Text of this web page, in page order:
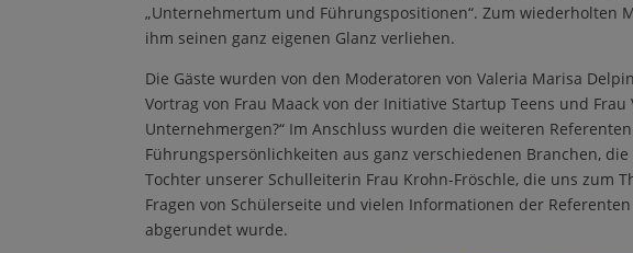
„Unternehmertum und Führungspositionen“. Zum wiederholten
ihm seinen ganz eigenen Glanz verliehen.
Die Gäste wurden von den Moderatoren von Valeria Marisa
Vortrag von Frau Maack von der Initiative Startup Teens und
Unternehmergen?“ Im Anschluss wurden die weiteren
Führungspersönlichkeiten aus ganz verschiedenen Branchen,
Tochter unserer Schulleiterin Frau Krohn-Fröschle, die uns zum
Fragen von Schülerseite und vielen Informationen der
abgerundet wurde.